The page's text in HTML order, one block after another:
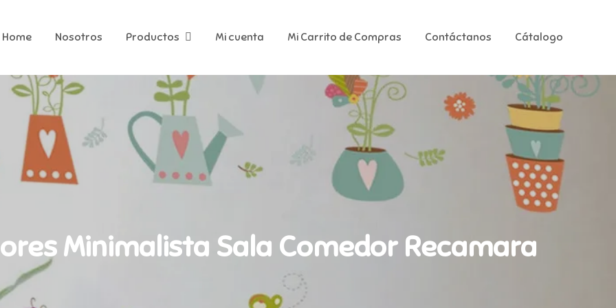
Home Nosotros Productos Mi cuenta Mi Carrito de Compras Contáctanos Cátalogo
Minimalista Sala Comedor Recamara